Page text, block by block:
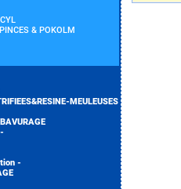
& POKOLM
MEULEUSES
-